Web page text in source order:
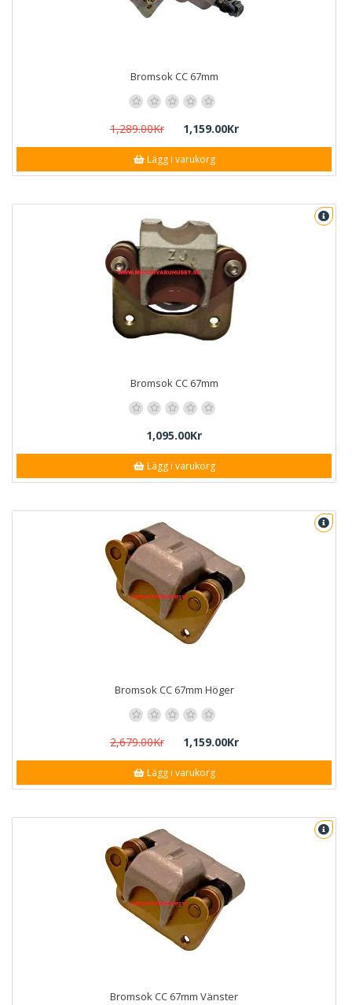
Bromsok CC 67mm
1,289.00Kr 1,159.00Kr
Lägg i varukorg
Bromsok CC 67mm
1,095.00Kr
Lägg i varukorg
Bromsok CC 67mm Höger
2,679.00Kr 1,159.00Kr
Lägg i varukorg
Bromsok CC 67mm Vänster